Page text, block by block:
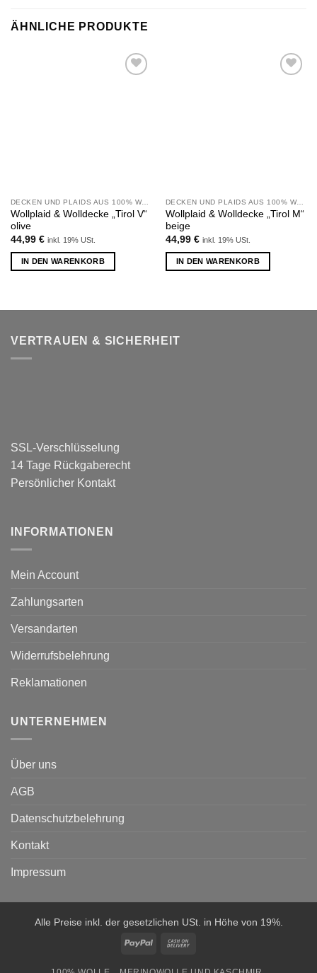
ÄHNLICHE PRODUKTE
DECKEN UND PLAIDS AUS 100% WOLLE
Wollplaid & Wolldecke „Tirol V“
olive
44,99 € inkl. 19% USt.
IN DEN WARENKORB
DECKEN UND PLAIDS AUS 100% WOLLE
Wollplaid & Wolldecke „Tirol M“
beige
44,99 € inkl. 19% USt.
IN DEN WARENKORB
VERTRAUEN & SICHERHEIT
SSL-Verschlüsselung
14 Tage Rückgaberecht
Persönlicher Kontakt
INFORMATIONEN
Mein Account
Zahlungsarten
Versandarten
Widerrufsbelehrung
Reklamationen
UNTERNEHMEN
Über uns
AGB
Datenschutzbelehrung
Kontakt
Impressum
Alle Preise inkl. der gesetzlichen USt. in Höhe von 19%.
PayPal